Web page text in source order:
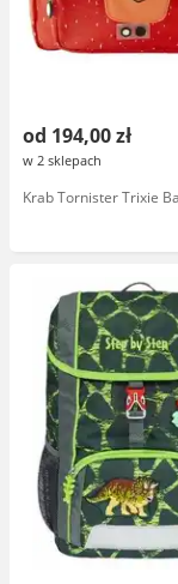
od 194,00 zł
w 2 sklepach
Krab Tornister Trixie